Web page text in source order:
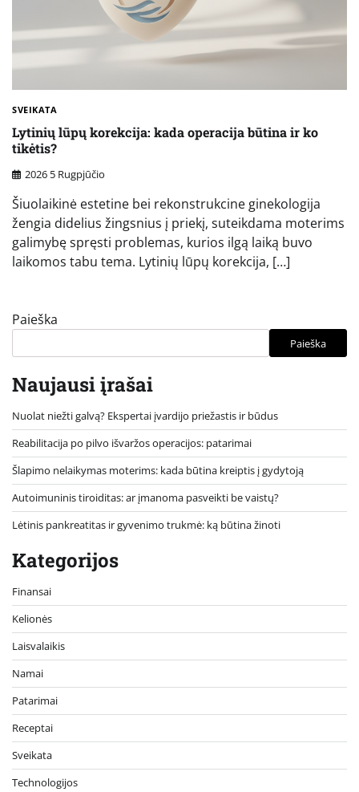
SVEIKATA
Lytinių lūpų korekcija: kada operacija būtina ir ko
tikėtis?
2026 5 Rugpjūčio
Šiuolaikinė estetine bei rekonstrukcine ginekologija
žengia didelius žingsnius į priekį, suteikdama moterims
galimybę spręsti problemas, kurios ilgą laiką buvo
laikomos tabu tema. Lytinių lūpų korekcija, […]
Paieška
Paieška
Naujausi įrašai
Nuolat niežti galvą? Ekspertai įvardijo priežastis ir būdus
Reabilitacija po pilvo išvaržos operacijos: patarimai
Šlapimo nelaikymas moterims: kada būtina kreiptis į gydytoją
Autoimuninis tiroiditas: ar įmanoma pasveikti be vaistų?
Lėtinis pankreatitas ir gyvenimo trukmė: ką būtina žinoti
Kategorijos
Finansai
Kelionės
Laisvalaikis
Namai
Patarimai
Receptai
Sveikata
Technologijos